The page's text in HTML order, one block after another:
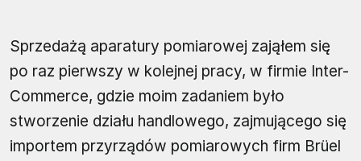
Sprzedażą aparatury pomiarowej zająłem się
po raz pierwszy w kolejnej pracy, w firmie Inter-
Commerce, gdzie moim zadaniem było
stworzenie działu handlowego, zajmującego się
importem przyrządów pomiarowych firm Brüel